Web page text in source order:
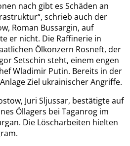
nach gibt es Schäden an
schrieb auch der
Roman Bussargin, auf
er nicht. Die Raffinerie in
Ölkonzern Rosneft, der
Setschin steht, einem engen
Wladimir Putin. Bereits in der
Ziel ukrainischer Angriffe.
Juri Sljussar, bestätigte auf
Öllagers bei Taganrog im
Die Löscharbeiten hielten